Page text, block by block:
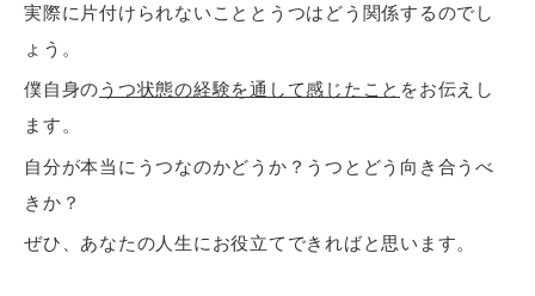
実際に片付けられないこととうつはどう関係するのでし
ょう。
僕自身のうつ状態の経験を通して感じたこと をお伝えし
ます。
自分が本当にうつなのかどうか？うつとどう向き合うべ
きか？
ぜひ、あなたの人生にお役立てできればと思います。